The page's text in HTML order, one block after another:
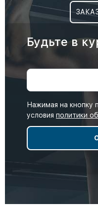
Будьте в
Нажимая на кнопку
условия политики